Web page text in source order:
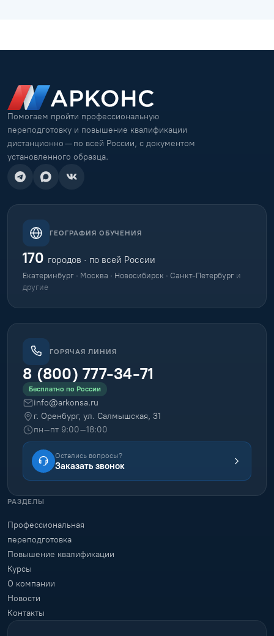
Помогаем пройти профессиональную
переподготовку и повышение квалификации
дистанционно — по всей России, с документом
установленного образца.
ГЕОГРАФИЯ ОБУЧЕНИЯ
170 городов · по всей России
Екатеринбург · Москва · Новосибирск · Санкт-Петербург и
другие
ГОРЯЧАЯ ЛИНИЯ
8 (800) 777-34-71
Бесплатно по России
info@arkonsa.ru
г. Оренбург, ул. Салмышская, 31
пн–пт 9:00–18:00
Остались вопросы?
Заказать звонок
РАЗДЕЛЫ
Профессиональная
переподготовка
Повышение квалификации
Курсы
О компании
Новости
Контакты